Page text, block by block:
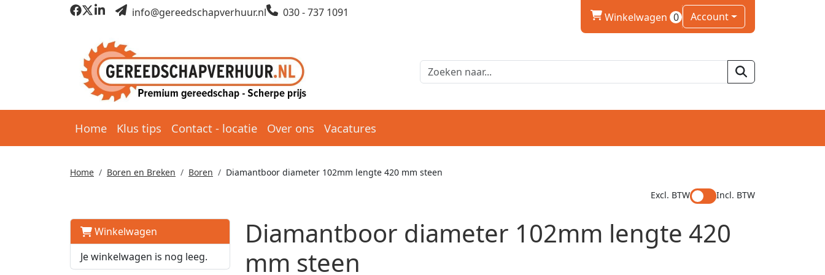
info@gereedschapverhuur.nl 030 - 737 1091 winkelwagen
Winkelwagen 0 Account
Home Klus tips Contact - locatie Over ons Vacatures
Home Boren en Breken Boren
Diamantboor diameter 102mm lengte 420 mm steen
Excl. BTW
Incl. BTW
Winkelwagen
Je winkelwagen is nog leeg.
Diamantboor diameter 102mm lengte 420
mm steen